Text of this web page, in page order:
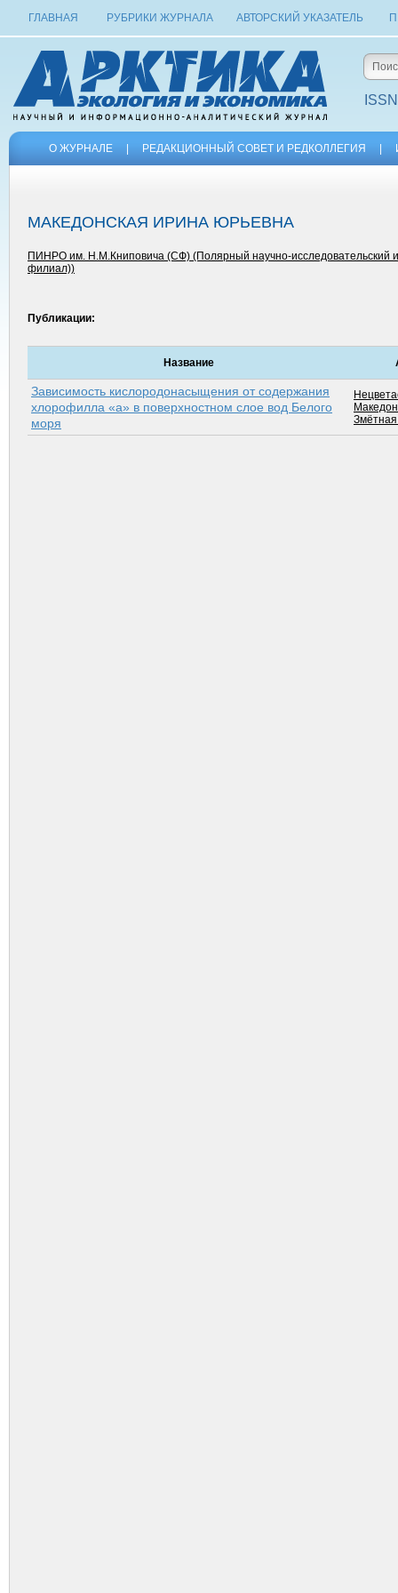
ГЛАВНАЯ РУБРИКИ ЖУРНАЛА АВТОРСКИЙ УКАЗАТЕЛЬ
О ЖУРНАЛЕ РЕДАКЦИОННЫЙ СОВЕТ И РЕДКОЛЛЕГИЯ
МАКЕДОНСКАЯ ИРИНА ЮРЬЕВНА
ПИНРО им. Н.М.Книповича (СФ) (Полярный научно-исследовательский
филиал))
Публикации:
Название
Зависимость кислородонасыщения от содержания
хлорофилла «а» в поверхностном слое вод Белого
моря